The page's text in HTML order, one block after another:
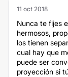
11 oct 2018
Nunca te fijes
hermosos,
los tienen
cual hay que
puede ser
proyección si